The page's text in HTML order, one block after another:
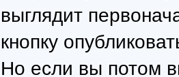
выглядит
кнопку
Но если вы потом